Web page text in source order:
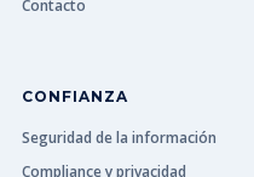
Contacto
CONFIANZA
Seguridad de la información
Compliance y privacidad